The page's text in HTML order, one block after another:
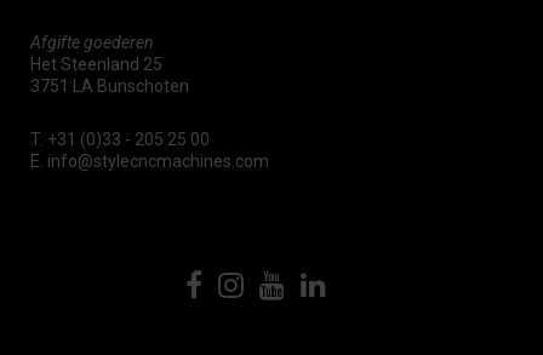
Afgifte goederen
Het Steenland 25
3751 LA Bunschoten
T. +31 (0)33 - 205 25 00
E. info@stylecncmachines.com